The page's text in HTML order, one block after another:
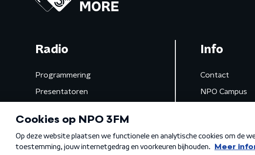
MORE
Radio
Programmering
Presentatoren
Gemist
Info
Contact
NPO Campus
Algemene voorwaarden Privacybeleid